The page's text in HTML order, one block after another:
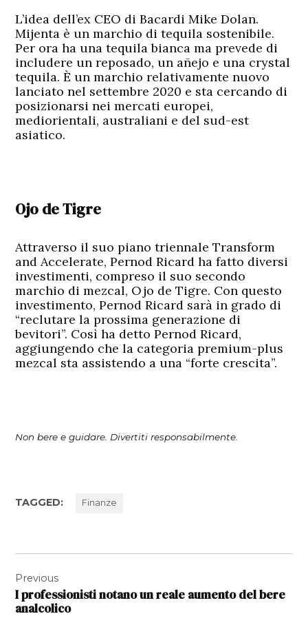
L’idea dell’ex CEO di Bacardi Mike Dolan.
Mijenta è un marchio di tequila sostenibile.
Per ora ha una tequila bianca ma prevede di
includere un reposado, un añejo e una crystal
tequila. È un marchio relativamente nuovo
lanciato nel settembre 2020 e sta cercando di
posizionarsi nei mercati europei,
mediorientali, australiani e del sud-est
asiatico.
Ojo de Tigre
Attraverso il suo piano triennale Transform
and Accelerate, Pernod Ricard ha fatto diversi
investimenti, compreso il suo secondo
marchio di mezcal, Ojo de Tigre. Con questo
investimento, Pernod Ricard sarà in grado di
“reclutare la prossima generazione di
bevitori”. Così ha detto Pernod Ricard,
aggiungendo che la categoria premium-plus
mezcal sta assistendo a una “forte crescita”.
Non bere e guidare. Divertiti responsabilmente.
TAGGED: Finanze
articoli
Previous
I professionisti notano un reale aumento del bere
analcolico